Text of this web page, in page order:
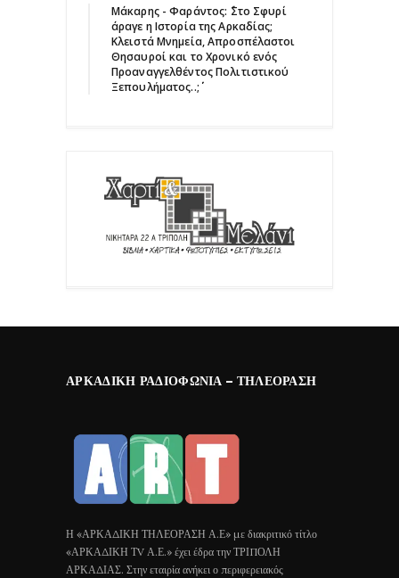
Μάκαρης - Φαράντος: ΄΄Στο Σφυρί
άραγε η Ιστορία της Αρκαδίας;
Κλειστά Μνημεία, Απροσπέλαστοι
Θησαυροί και το Χρονικό ενός
Προαναγγελθέντος Πολιτιστικού
Ξεπουλήματος..;΄΄
ΑΡΚΑΔΙΚΉ ΡΑΔΙΟΦΩΝΊΑ – ΤΗΛΕΌΡΑΣΗ
Η «ΑΡΚΑΔΙΚΗ ΤΗΛΕΟΡΑΣΗ Α.Ε» με διακριτικό τίτλο
«ΑΡΚΑΔΙΚΗ ΤV Α.Ε.» έχει έδρα την ΤΡΙΠΟΛΗ
ΑΡΚΑΔΙΑΣ. Στην εταιρία ανήκει ο περιφερειακός